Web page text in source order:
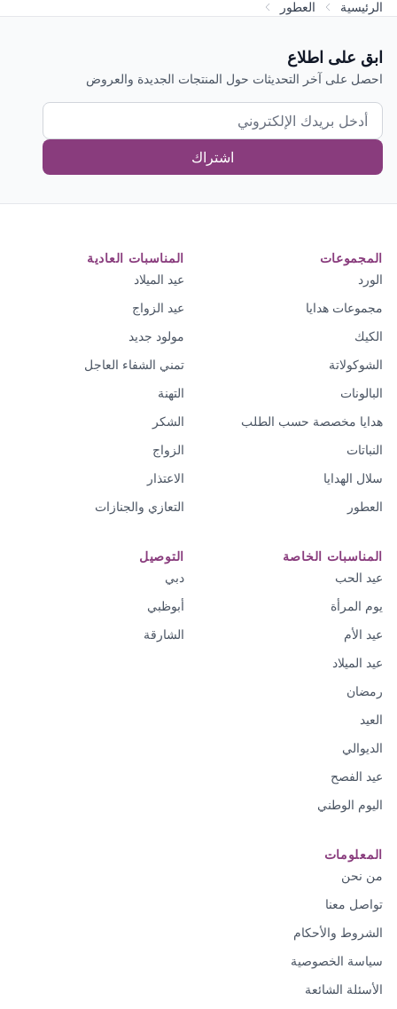
الرئيسية العطور
ابق على اطلاع
احصل على آخر التحديثات حول المنتجات الجديدة والعروض
اشتراك
المجموعات
الورد
مجموعات هدايا
الكيك
الشوكولاتة
البالونات
هدايا مخصصة حسب الطلب
النباتات
سلال الهدايا
العطور
المناسبات العادية
عيد الميلاد
عيد الزواج
مولود جديد
تمني الشفاء العاجل
التهنة
الشكر
الزواج
الاعتذار
التعازي والجنازات
المناسبات الخاصة
عيد الحب
يوم المرأة
عيد الأم
عيد الميلاد
رمضان
العيد
الديوالي
عيد الفصح
اليوم الوطني
التوصيل
دبي
أبوظبي
الشارقة
المعلومات
من نحن
تواصل معنا
الشروط والأحكام
سياسة الخصوصية
الأسئلة الشائعة